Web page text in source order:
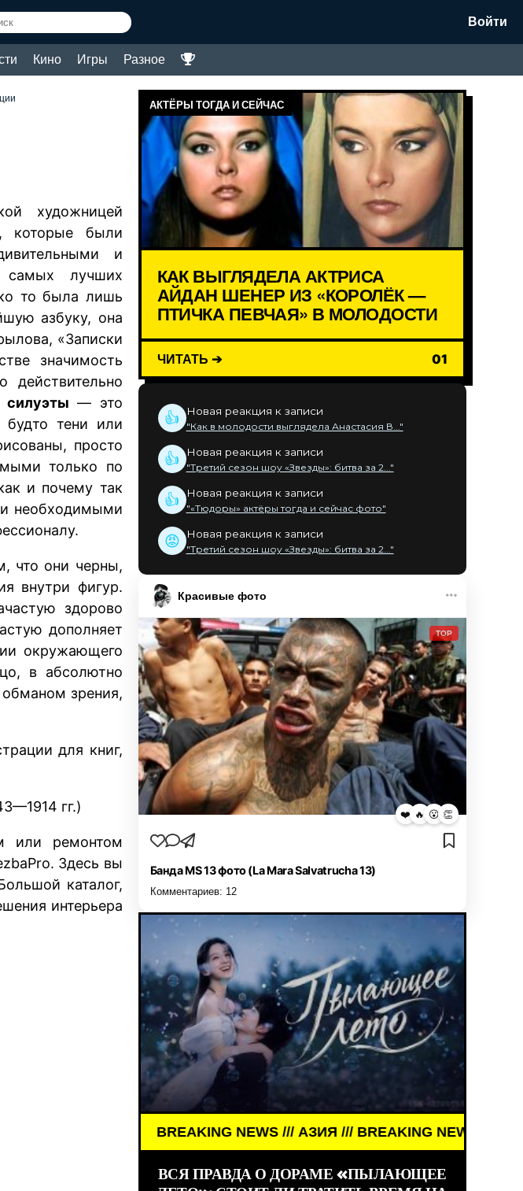
Войти
Кино Игры Разное
художницей
которые были
и
самых лучших
то была лишь
азбуку, она
«Записки
значимость
действительно
силуэты — это
тени или
просто
только по
и почему так
необходимыми
что они черны,
внутри фигур.
здорово
дополняет
окружающего
в абсолютно
зрения,
для книг,
гг.)
или ремонтом
Здесь вы
каталог,
интерьера
АКТЁРЫ ТОГДА И СЕЙЧАС
КАК ВЫГЛЯДЕЛА АКТРИСА
АЙДАН ШЕНЕР ИЗ «КОРОЛЁК —
ПТИЧКА ПЕВЧАЯ» В МОЛОДОСТИ
ЧИТАТЬ ➔ 01
👍 Новая реакция к записи
"Как в молодости выглядела Анастасия В..."
👍 Новая реакция к записи
"Третий сезон шоу «Звезды»: битва за 2..."
👍 Новая реакция к записи
"«Тюдоры» актёры тогда и сейчас фото"
😡 Новая реакция к записи
"Третий сезон шоу «Звезды»: битва за 2..."
Красивые фото
TOP
❤️ 🔥 😮 👏
Банда MS 13 фото (La Mara Salvatrucha 13)
Комментариев: 12
BREAKING NEWS /// АЗИЯ /// BREAKING NEWS /// АЗИЯ ///
ВСЯ ПРАВДА О ДОРАМЕ «ПЫЛАЮЩЕЕ